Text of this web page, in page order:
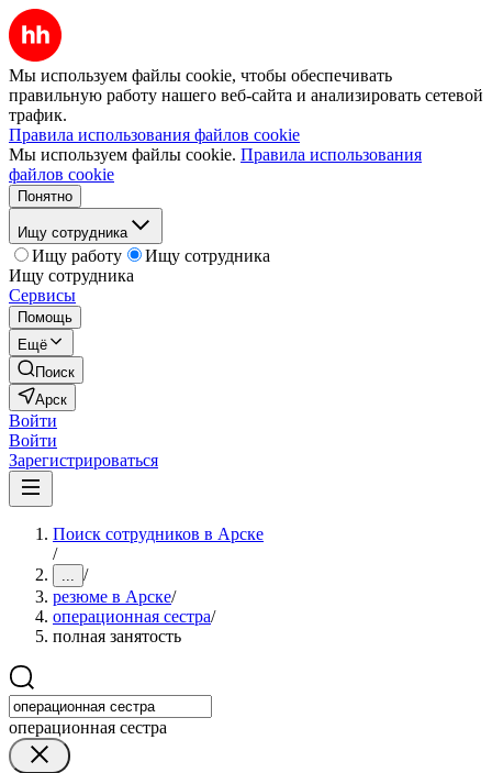
Мы используем файлы cookie, чтобы обеспечивать
правильную работу нашего веб-сайта и анализировать сетевой
трафик.
Правила использования файлов cookie
Мы используем файлы cookie. Правила использования
файлов cookie
Понятно
Ищу сотрудника
Ищу работу
Ищу сотрудника
Ищу сотрудника
Сервисы
Помощь
Ещё
Поиск
Арск
Войти
Войти
Зарегистрироваться
Поиск сотрудников в Арске
/
... /
резюме в Арске/
операционная сестра/
полная занятость
операционная сестра